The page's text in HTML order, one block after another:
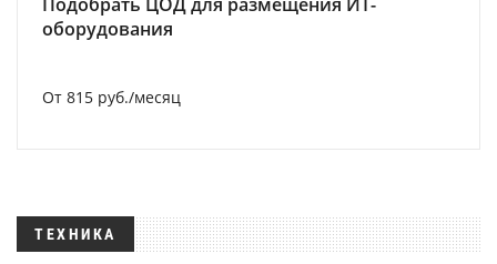
оборудования
От 815 руб./месяц
ТЕХНИКА